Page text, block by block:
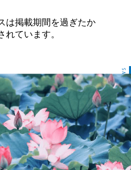
NEWS
は掲載期間を過ぎたか
れています。